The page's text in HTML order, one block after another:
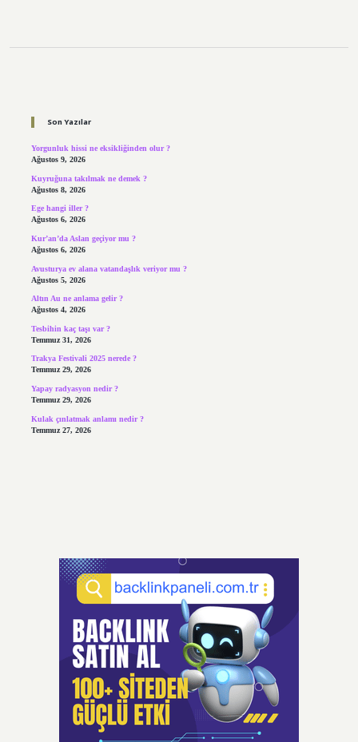
Son Yazılar
Yorgunluk hissi ne eksikliğinden olur ?
Ağustos 9, 2026
Kuyruğuna takılmak ne demek ?
Ağustos 8, 2026
Ege hangi iller ?
Ağustos 6, 2026
Kur’an’da Aslan geçiyor mu ?
Ağustos 6, 2026
Avusturya ev alana vatandaşlık veriyor mu ?
Ağustos 5, 2026
Altın Au ne anlama gelir ?
Ağustos 4, 2026
Tesbihin kaç taşı var ?
Temmuz 31, 2026
Trakya Festivali 2025 nerede ?
Temmuz 29, 2026
Yapay radyasyon nedir ?
Temmuz 29, 2026
Kulak çınlatmak anlamı nedir ?
Temmuz 27, 2026